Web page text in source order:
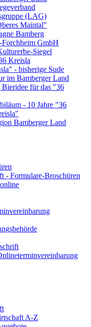
(LAG)
Maintal"
Bamberg
GmbH
Siegel
Kreisla
- bisherige Sude
im Bamberger Land
Bieridee für das "36
- 10 Jahre "36
Bamberger Land
- Formulare-Broschüren
A-Z